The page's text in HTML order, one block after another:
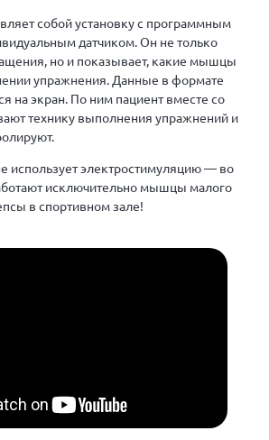
собой установку с программным
датчиком. Он не только
но и показывает, какие мышцы
упражнения. Данные в формате
на экран. По ним пациент вместе со
технику выполнения упражнений и
использует электростимуляцию — во
исключительно мышцы малого
в спортивном зале!